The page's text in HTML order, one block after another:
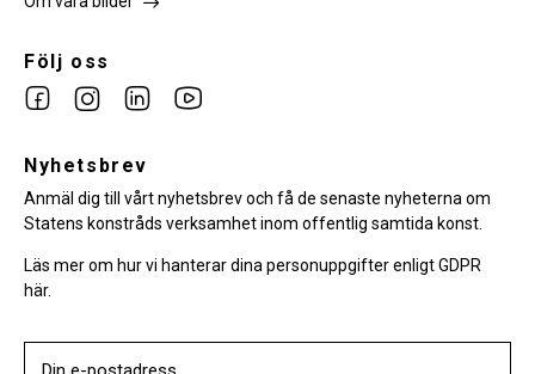
Följ oss
facebookinstagramLinkedin
Nyhetsbrev
Anmäl dig till vårt nyhetsbrev och få de senaste nyheterna om
Statens konstråds verksamhet inom offentlig samtida konst.
Läs mer om hur vi hanterar dina personuppgifter enligt GDPR
här.